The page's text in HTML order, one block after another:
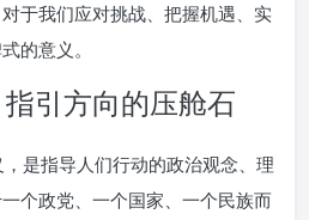
于我们应对挑战、把握机遇、实
的意义。
引方向的压舱石
是指导人们行动的政治观念、理
个政党、一个国家、一个民族而